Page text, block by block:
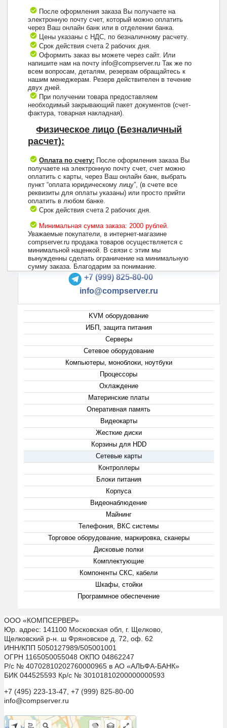
После оформления заказа Вы получаете на
электронную почту счет, который можно оплатить
через Ваш онлайн банк или в отделении банка.
Цены указаны с НДС, по безналичному расчету.
Срок действия счета 2 рабочих дня.
Оформить заказ вы можете через сайт. Или
напишите нам на почту info@compserver.ru Так же по
всем вопросам, деталям, резервам обращайтесь к
нашим менеджерам. Резерв действителен в течение
двух дней.
При получении товара предоставляем
необходимый закрывающий пакет документов (счет-
фактура, товарная накладная).
Физическое лицо (Безналичный
расчет):
Оплата по счету: После оформления заказа Вы
получаете на электронную почту счет, счет можно
оплатить с карты, через Ваш онлайн банк, выбрать
пункт “оплата юридическому лицу”, (в счете все
реквизиты для оплаты указаны) или просто прийти
оплатить в любом банке.
Срок действия счета 2 рабочих дня.
Минимальная сумма заказа: 2000 рублей.
Уважаемые покупатели, в интернет-магазине
compserver.ru продажа товаров осуществляется с
минимальной наценкой. В связи с этим мы
вынужденны сделать ограничение на минимальную
сумму заказа. Благодарим за понимание.
+7 (495) 223-13-47
+7 (999) 825-80-00
info@compserver.ru
KVM оборудование
ИБП, защита питания
Серверы
Сетевое оборудование
Компьютеры, моноблоки, ноутбуки
Процессоры
Охлаждение
Материнские платы
Оперативная память
Видеокарты
Жесткие диски
Корзины для HDD
Сетевые карты
Контроллеры
Блоки питания
Корпуса
Видеонаблюдение
Майнинг
Телефония, ВКС системы
Торговое оборудование, маркировка, сканеры
Дисковые полки
Комплектующие
Компоненты СКС, кабели
Шкафы, стойки
Программное обеспечение
ООО «КОМПСЕРВЕР»
Юр. адрес: 141100 Московская обл, г. Щелково,
Щелковский р-н. ш Фряновское д. 72, оф. 62
ИНН/КПП 5050127989/505001001
ОГРН 1165050055048 ОКПО 04862247
Р/с № 40702810202760000965 в АО «АЛЬФА-БАНК»
БИК 044525593 Кр/с № 30101810200000000593
+7 (495) 223-13-47, +7 (999) 825-80-00
info@compserver.ru